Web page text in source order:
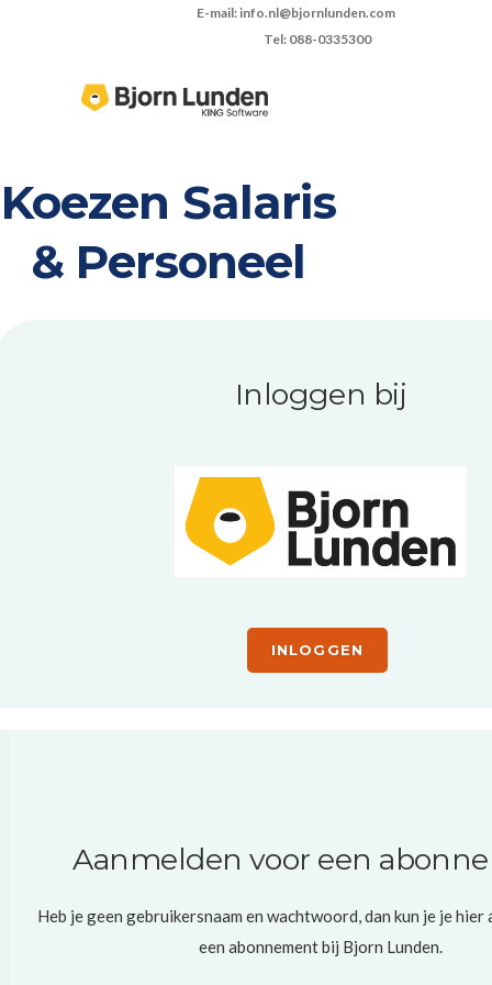
E-mail: info.nl@bjornlunden.com
Tel: 088-0335300
Koezen Salaris
& Personeel
Inloggen bij
INLOGGEN
Aanmelden voor een
Heb je geen gebruikersnaam en wachtwoord, dan kun je je hier
een abonnement bij Bjorn Lunden.